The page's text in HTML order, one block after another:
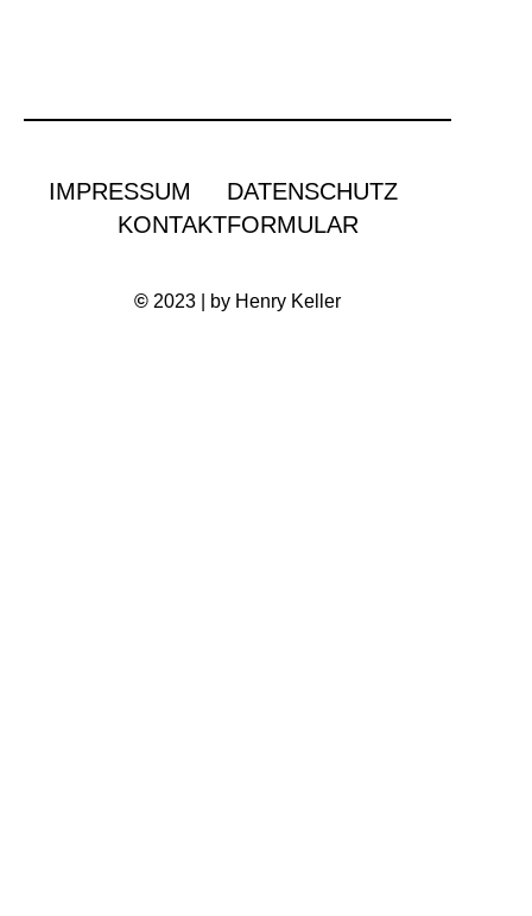
IMPRESSUM
DATENSCHUTZ
KONTAKTFORMULAR
© 2023 | by Henry Keller